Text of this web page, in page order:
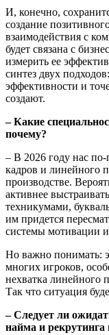
И, конечно,
создание
взаимодействия с
будет связана с
измерить ее
синтез двух
эффективности и
создают.
– Какие
почему?
– В 2026 году нас
кадров и линейного
производстве.
активнее
техникумами,
им придется
системы мотивации
Но важно понимать:
многих игроков,
нехватка линейного
Так что ситуация
– Следует ли
найма и рекрутинга